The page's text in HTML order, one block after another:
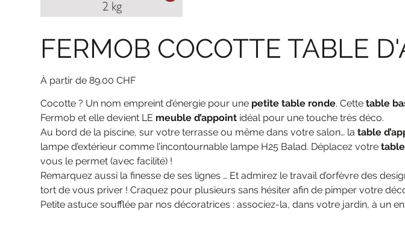
FERMOB COCOTTE TABLE
Prix
89.00 CHF
Cocotte ? Un nom empreint d’énergie pour une petite table ronde. Cettetable
Fermob et elle devient LE meuble d’appoint idéal pour une touche très déco.
Au bord de la piscine, sur votre terrasse ou même dans votre salon… latable
lampe d’extérieur comme l’incontournable lampe H25 Balad. Déplacez votre
vous le permet (avec facilité) !
Remarquez aussi la finesse de ses lignes … Et admirez le travail d’orfèvre des
tort de vous priver ! Craquez pour plusieurs sans hésiter afin de pimper votre
Petite astuce soufflée par nos décoratrices : associez-la, dans votre jardin, à un